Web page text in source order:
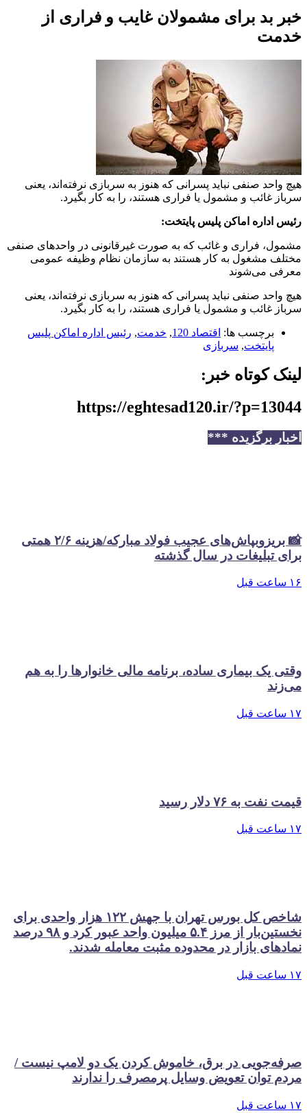
خبر بد برای مشمولان غایب و فراری از
خدمت
هیچ واحد صنفی نباید پسرانی که هنوز به سربازی نرفته‌اند، یعنی
سرباز غائب و مشمول یا فراری هستند، را به کار بگیرد.
رئیس اداره اماکن پلیس پایتخت:
مشمول، فراری و غائب که به صورت غیرقانونی در واحدهای صنفی
مختلف مشغول به کار هستند به سازمان نظام وظیفه عمومی
معرفی می‌شوند
هیچ واحد صنفی نباید پسرانی که هنوز به سربازی نرفته‌اند، یعنی
سرباز غائب و مشمول یا فراری هستند، را به کار بگیرد.
برچسب ها: اقتصاد 120 , خدمت, رئیس اداره اماکن پلیس
پایتخت, سربازی
لینک کوتاه خبر:
https://eghtesad120.ir/?p=13044
اخبار برگزیده ***
📸 بریزوبپاش‌های عجیب فولاد مبارکه/هزینه ۲/۶ همتی
برای تبلیغات در سال گذشته
۱۶ ساعت قبل
وقتی یک بیماری ساده، برنامه مالی خانوارها را به هم
می‌زند
۱۷ ساعت قبل
قیمت نفت به ۷۶ دلار رسید
۱۷ ساعت قبل
شاخص کل بورس تهران با جهش ۱۲۲ هزار واحدی برای
نخستین‌بار از مرز ۵.۴ میلیون واحد عبور کرد و ۹۸ درصد
نمادهای بازار در محدوده مثبت معامله شدند.
۱۷ ساعت قبل
صرفه‌جویی در برق، خاموش کردن یک دو لامپ نیست /
مردم توان تعویض وسایل پرمصرف را ندارند
۱۷ ساعت قبل